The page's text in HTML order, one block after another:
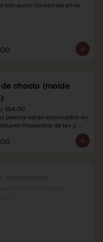
con puros corazones en su
choclo (molde
164.00
precios están expresados en
impuestos de ley y